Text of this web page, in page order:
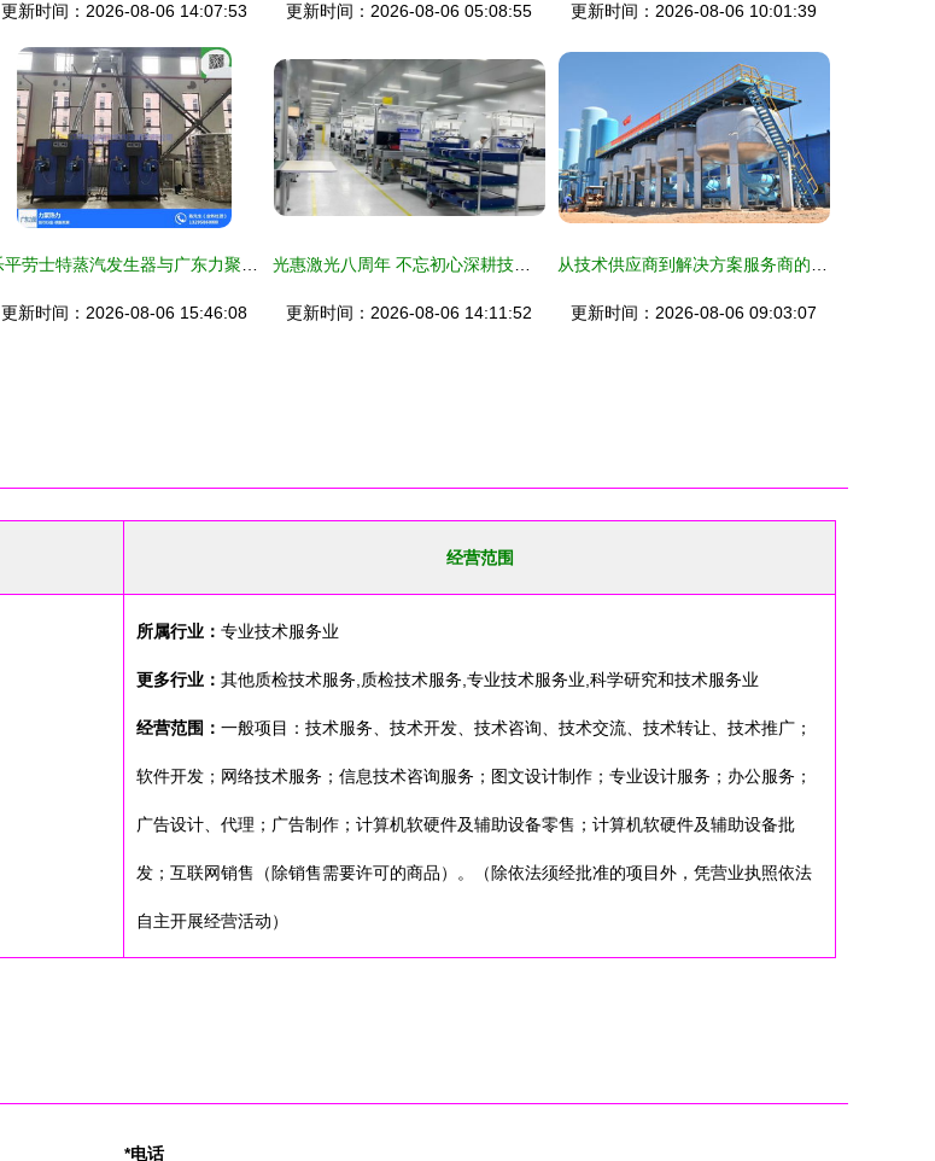
更新时间：2026-08-06 14:07:53 更新时间：2026-08-06 05:08:55 更新时间：2026-08-06 10:01:39
更新时间：2026-08-06 15:46:08 更新时间：2026-08-06 14:11:52 更新时间：2026-08-06 09:03:07
经营范围
所属行业： 专业技术服务业
更多行业： 其他质检技术服务,质检技术服务,专业技术服务业,科学研究和技术服务业
经营范围： 一般项目：技术服务、技术开发、技术咨询、技术交流、技术转让、技术推广；
软件开发；网络技术服务；信息技术咨询服务；图文设计制作；专业设计服务；办公服务；
广告设计、代理；广告制作；计算机软硬件及辅助设备零售；计算机软硬件及辅助设备批
发；互联网销售（除销售需要许可的商品）。（除依法须经批准的项目外，凭营业执照依法
自主开展经营活动）
*电话